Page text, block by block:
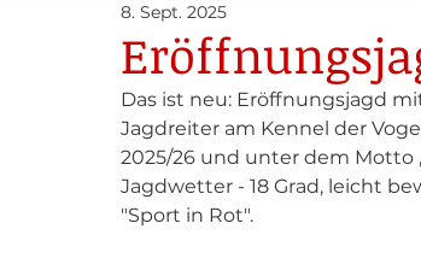
Lehrgänge Sport in Rot
8. Sept. 2025
Das ist neu: Eröffnungsjagd
Jagdreiter am Kennel der
2025/26 und unter dem Motto
Jagdwetter - 18 Grad, leicht
"Sport in Rot".